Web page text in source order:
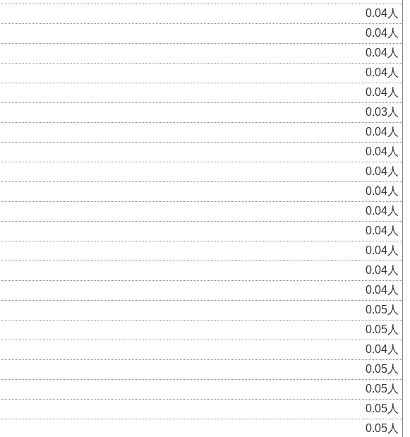
0.04人
0.04人
0.04人
0.04人
0.04人
0.03人
0.04人
0.04人
0.04人
0.04人
0.04人
0.04人
0.04人
0.04人
0.04人
0.05人
0.05人
0.04人
0.05人
0.05人
0.05人
0.05人